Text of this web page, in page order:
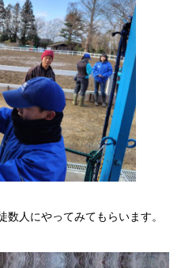
人にやってみてもらいます。